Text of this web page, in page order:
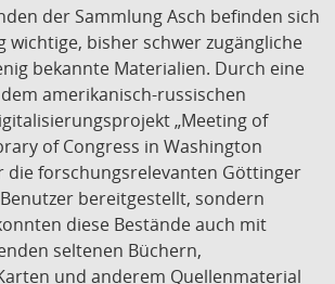
der Sammlung Asch befinden sich
wichtige, bisher schwer zugängliche
bekannte Materialien. Durch eine
amerikanisch-russischen
„Meeting of
of Congress in Washington
forschungsrelevanten Göttinger
bereitgestellt, sondern
diese Bestände auch mit
seltenen Büchern,
und anderem Quellenmaterial